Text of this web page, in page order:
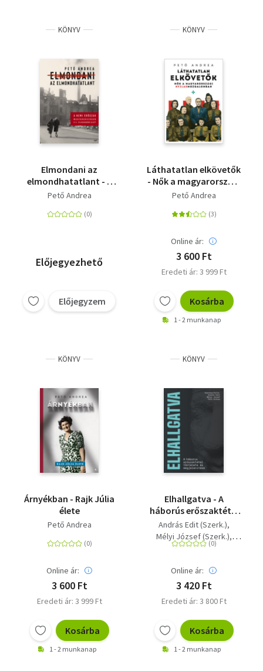
KÖNYV
Elmondani az
elmondhatatlant - A
nemi erőszak
világháború alatt
Pető Andrea
Előjegyezhető
Előjegyzem
KÖNYV
Láthatatlan elkövetők
- Nők a magyarországi
nyilasmozgalomban
Pető Andrea
Online ár:
3 600 Ft
Eredeti ár: 3 999 Ft
Kosárba
1 - 2 munkanap
KÖNYV
Árnyékban - Rajk Júlia
élete
Pető Andrea
Online ár:
3 600 Ft
Eredeti ár: 3 999 Ft
Kosárba
1 - 2 munkanap
KÖNYV
Elhallgatva - A
háborús erőszaktétel
története és
megjelenítése
András Edit (Szerk.)
Mélyi József (Szerk.)
Pető Andrea (Szerk.)
Online ár:
3 420 Ft
Eredeti ár: 3 800 Ft
Kosárba
1 - 2 munkanap